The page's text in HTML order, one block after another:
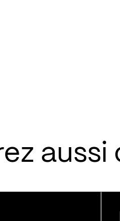
aussi